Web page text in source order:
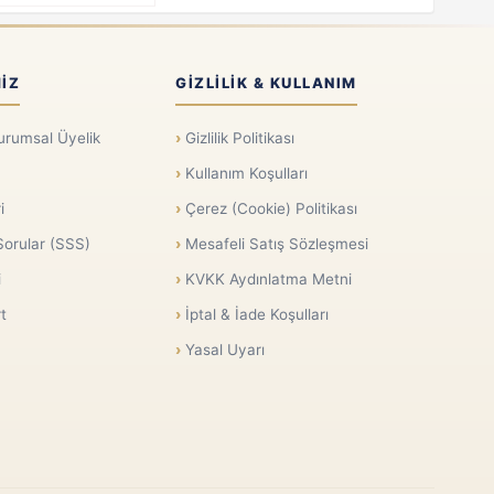
Üyelik
(SSS)
GIZLILIK & KULLANIM
Gizlilik Politikası
Kullanım Koşulları
Çerez (Cookie) Politikası
Mesafeli Satış Sözleşmesi
KVKK Aydınlatma Metni
İptal & İade Koşulları
Yasal Uyarı